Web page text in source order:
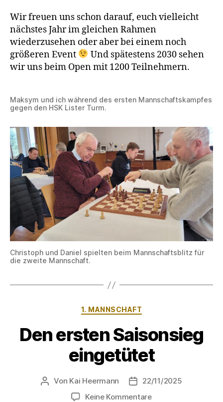
Wir freuen uns schon darauf, euch vielleicht
nächstes Jahr im gleichen Rahmen
wiederzusehen oder aber bei einem noch
größeren Event
Und spätestens 2030 sehen
wir uns beim Open mit 1200 Teilnehmern.
Maksym und ich während des ersten Mannschaftskampfes
gegen den HSK Lister Turm.
Christoph und Daniel spielten beim Mannschaftsblitz für
die zweite Mannschaft.
Kategorien
1. MANNSCHAFT
Den ersten Saisonsieg
eingetütet
Beitragsautor
Von Kai Heermann Beitragsdatum
22/11/2025
Keine Kommentarezu